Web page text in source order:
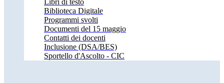
Libri di testo
Biblioteca Digitale
Programmi svolti
Documenti del 15 maggio
Contatti dei docenti
Inclusione (DSA/BES)
Sportello d'Ascolto - CIC